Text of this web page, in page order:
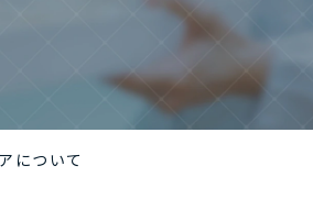
について